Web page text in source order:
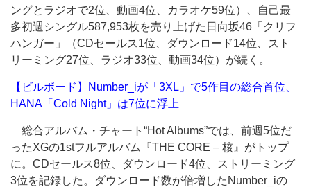
ングとラジオで2位、動画4位、カラオケ59位）、自己最
多初週シングル587,953枚を売り上げた日向坂46「クリフ
ハンガー」（CDセールス1位、ダウンロード14位、スト
リーミング27位、ラジオ33位、動画34位）が続く。
【ビルボード】Number_iが「3XL」で5作目の総合首位、
HANA「Cold Night」は7位に浮上
総合アルバム・チャート“Hot Albums”では、前週5位だ
ったXGの1stフルアルバム『THE CORE – 核』がトップ
に。CDセールス8位、ダウンロード4位、ストリーミング
3位を記録した。ダウンロード数が倍増したNumber_iの